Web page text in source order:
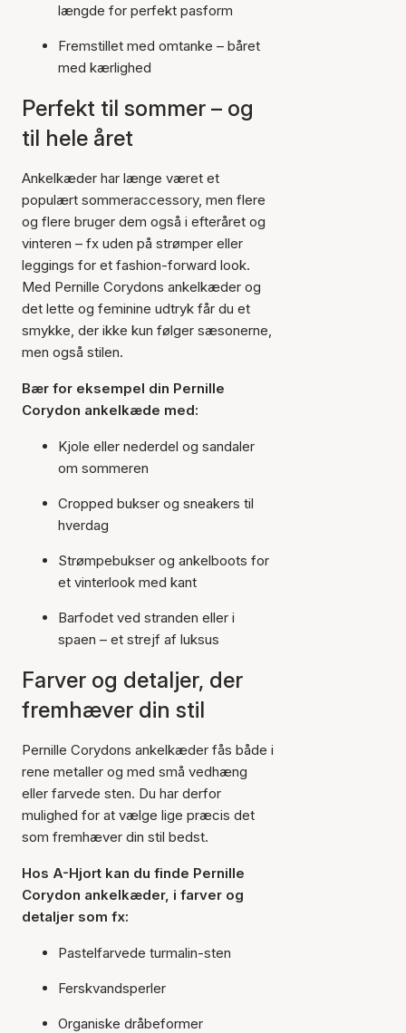
længde for perfekt pasform
Fremstillet med omtanke – båret
med kærlighed
Perfekt til sommer – og
til hele året
Ankelkæder har længe været et
populært sommeraccessory, men flere
og flere bruger dem også i efteråret og
vinteren – fx uden på strømper eller
leggings for et fashion-forward look.
Med Pernille Corydons ankelkæder og
det lette og feminine udtryk får du et
smykke, der ikke kun følger sæsonerne,
men også stilen.
Bær for eksempel din Pernille
Corydon ankelkæde med:
Kjole eller nederdel og sandaler
om sommeren
Cropped bukser og sneakers til
hverdag
Strømpebukser og ankelboots for
et vinterlook med kant
Barfodet ved stranden eller i
spaen – et strejf af luksus
Farver og detaljer, der
fremhæver din stil
Pernille Corydons ankelkæder fås både i
rene metaller og med små vedhæng
eller farvede sten. Du har derfor
mulighed for at vælge lige præcis det
som fremhæver din stil bedst.
Hos A-Hjort kan du finde Pernille
Corydon ankelkæder, i farver og
detaljer som fx:
Pastelfarvede turmalin-sten
Ferskvandsperler
Organiske dråbeformer